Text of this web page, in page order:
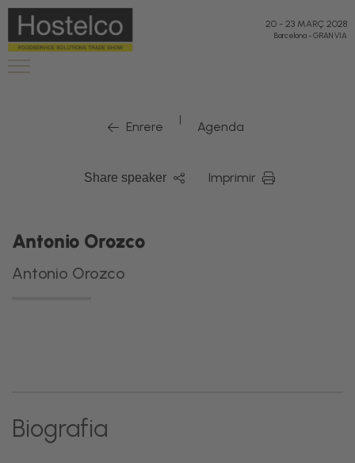
20 - 23 MARÇ 2028
Barcelona-GRAN VIA
Enrere | Agenda
Share speaker Imprimir
Antonio Orozco
Antonio Orozco
Biografia